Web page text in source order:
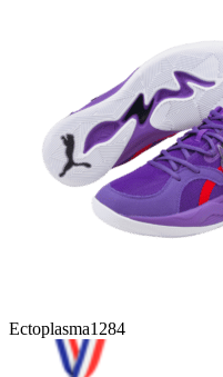
Ectoplasma1284